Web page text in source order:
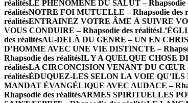
réalitésLE PHÉNOMÈNE DU SALUT – Rhapsodie
réalitésNOTRE FOI MUTUELLE – Rhapsodie des
réalitésENTRAINEZ VOTRE ÂME À SUIVRE
VOUS CONDUIRE – Rhapsodie des réalités
des réalitésAU-DELÀ DU GENRE – UN EN
D’HOMME AVEC UNE VIE DISTINCTE –
Rhapsodie des réalitésIL Y A QUELQUE CHOSE
réalitésLA CIRCONCISION VENANT DU CŒUR –
réalitésÉDUQUEZ-LES SELON LA VOIE QU’ILS
MANDAT ÉVANGÉLIQUE AVEC AUDACE –
Rhapsodie des réalitésARMES SPIRITUELLES